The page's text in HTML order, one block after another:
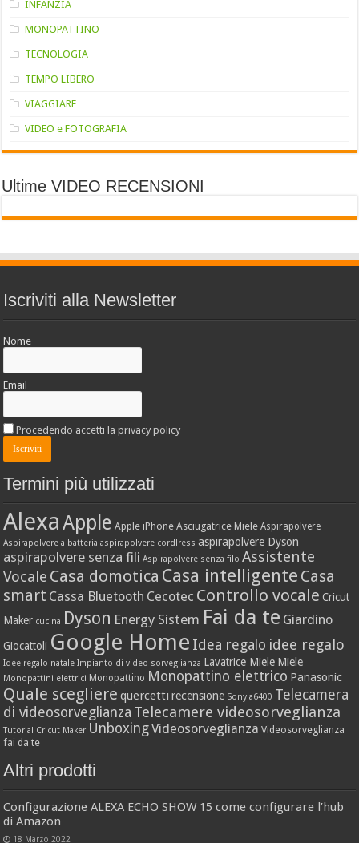
INFANZIA
MONOPATTINO
TECNOLOGIA
TEMPO LIBERO
VIAGGIARE
VIDEO e FOTOGRAFIA
Ultime VIDEO RECENSIONI
Iscriviti alla Newsletter
Nome
Email
Procedendo accetti la privacy policy
Termini più utilizzati
AlexaApple Apple iPhone Asciugatrice Miele Aspirapolvere
Aspirapolvere a batteria aspirapolvere cordlress aspirapolvere Dyson
aspirapolvere senza fili Aspirapolvere senza filo Assistente
Vocale Casa domotica Casa intelligente Casa
smart Cassa Bluetooth Cecotec Controllo vocale Cricut
Maker cucina Dyson Energy Sistem Fai da te Giardino
Giocattoli Google Home Idea regalo idee regalo
Idee regalo natale Impianto di video sorveglianza Lavatrice Miele Miele
Monopattini elettrici Monopattino Monopattino elettrico Panasonic
Quale scegliere quercetti recensione Sony a6400 Telecamera
di videosorveglianza Telecamere videosorveglianza
Tutorial Cricut Maker UnboxingVideosorveglianza Videosorveglianza
fai da te
Altri prodotti
Configurazione ALEXA ECHO SHOW 15 come configurare l’hub
di Amazon
18 Marzo 2022